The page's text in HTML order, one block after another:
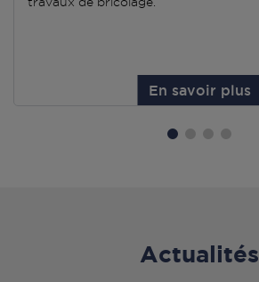
En savoir plus
Actualités